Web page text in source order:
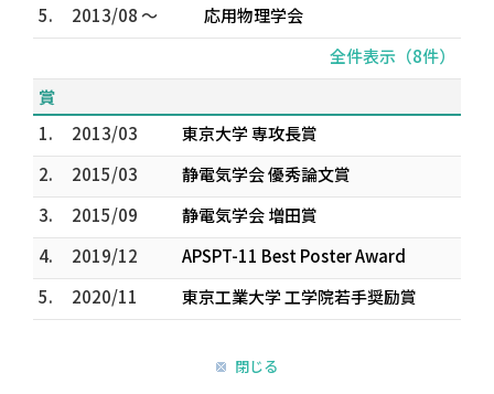
5.
2013/08 ～
応用物理学会
全件表示（8件）
賞
1.
2013/03
東京大学 専攻長賞
2.
2015/03
静電気学会 優秀論文賞
3.
2015/09
静電気学会 増田賞
4.
2019/12
APSPT-11 Best Poster Award
5.
2020/11 東京工業大学 工学院若手奨励賞
閉じる